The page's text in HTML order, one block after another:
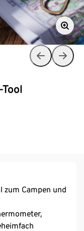
zum Campen und